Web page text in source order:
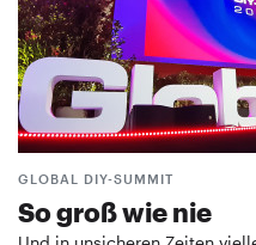
GLOBAL DIY-SUMMIT
So groß wie nie